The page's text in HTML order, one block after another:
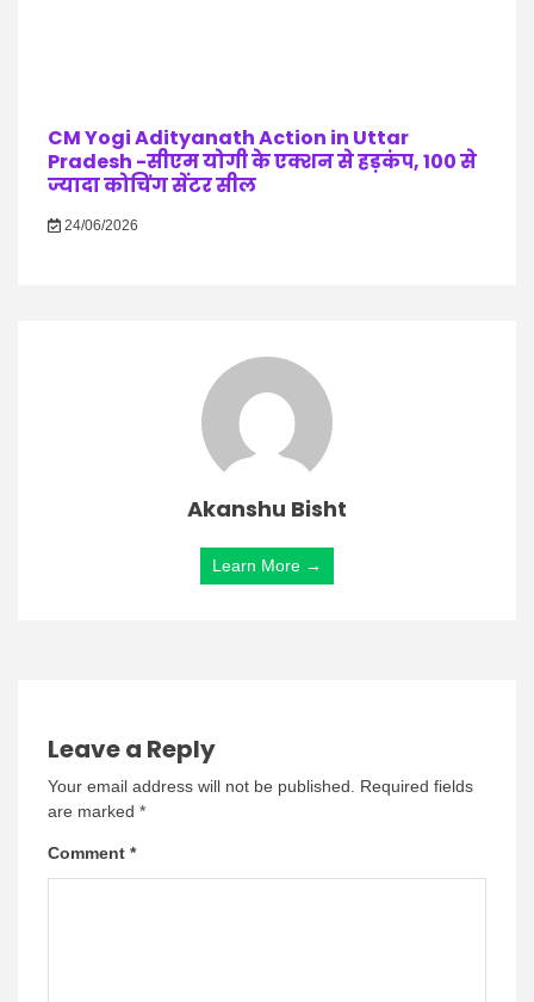
CM Yogi Adityanath Action in Uttar
Pradesh -सीएम योगी के एक्शन से हड़कंप, 100 से
ज्यादा कोचिंग सेंटर सील
24/06/2026
Akanshu Bisht
Learn More →
Leave a Reply
Your email address will not be published. Required fields
are marked *
Comment *